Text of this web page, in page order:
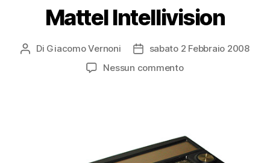
Mattel Intellivision
Autore
Di Giacomo Vernoni
Datasabato 2 Febbraio 2008
Nessun commentosu